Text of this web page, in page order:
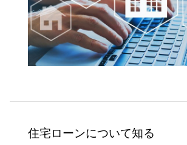
住宅ローンについて知る